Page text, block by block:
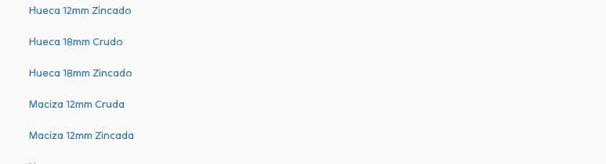
Hueca 12mm Zincado
Hueca 18mm Crudo
Hueca 18mm Zincado
Maciza 12mm Cruda
Maciza 12mm Zincada